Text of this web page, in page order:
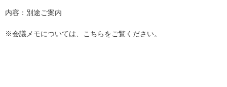
内容：別途ご案内
※会議メモについては、こちらをご覧ください。